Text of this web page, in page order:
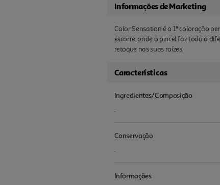
Informações de Marketing
Color Sensation é a 1ª coloração
escorre, onde o pincel faz toda a
retoque nas suas raízes.
Características
Ingredientes/Composição
.
Conservação
.
Informações